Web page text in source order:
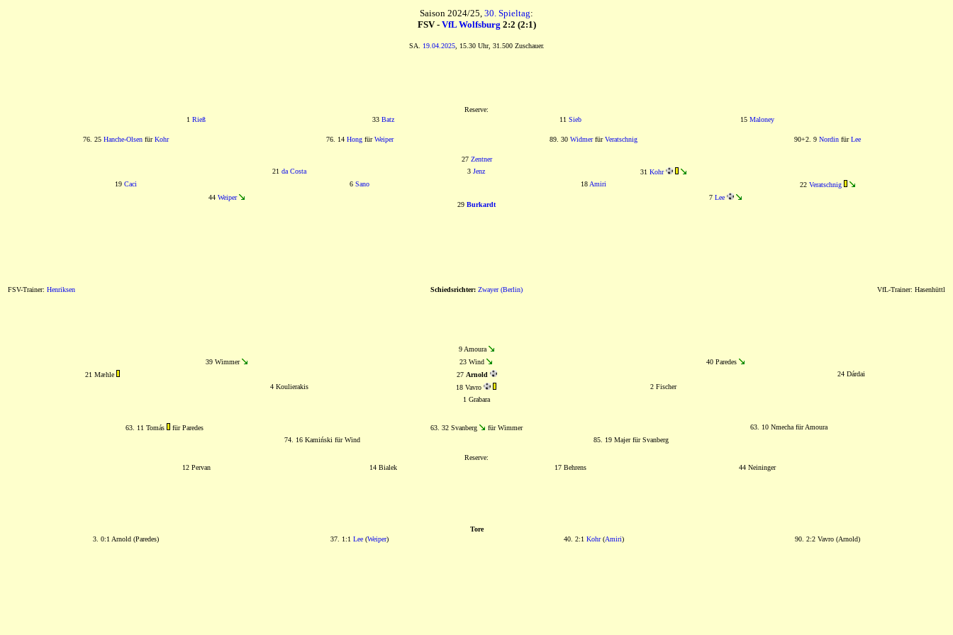
Saison 2024/25, 30. Spieltag:
FSV - VfL Wolfsburg 2:2 (2:1)
SA. 19.04.2025, 15.30 Uhr, 31.500 Zuschauer.
Reserve:
1 Rieß 33 Batz 11 Sieb 15 Maloney
76. 25 Hanche-OlsenfürKohr 76. 14 HongfürWeiper 89. 30 WidmerfürVeratschnig 90+2. 9 Nordin fürLee
27 Zentner
21 da Costa 3 Jenz 31 Kohr
19 Caci 6 Sano 18 Amiri 22 Veratschnig
44 Weiper
29 Burkardt
7 Lee
FSV-Trainer: Henriksen Schiedsrichter: Zwayer (Berlin) VfL-Trainer: Hasenhüttl
9 Amoura
39 Wimmer
23 Wind
40 Paredes
21 Mæhle
27 Arnold
24 Dárdai
4 Koulierakis
18 Vavro
2 Fischer
1 Grabara
63. 11 Tomás für Paredes 63. 32 Svanberg für Wimmer
63. 10 Nmecha für Amoura
74. 16 Kamiński für Wind
85. 19 Majer für Svanberg
Reserve:
12 Pervan
14 Bialek 17 Behrens 44 Neininger
Tore
3. 0:1 Arnold (Paredes)
37. 1:1 Lee (Weiper) 40. 2:1 Kohr(Amiri) 90. 2:2 Vavro (Arnold)